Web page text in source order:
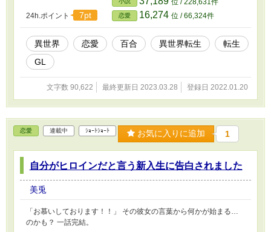
第完全完結とさせて頂きます。
24h.ポイント
7pt 恋愛 16,274 位 / 66,324件
異世界 恋愛 百合 異世界転生
転生
GL
文字数 90,622 最終更新日 2023.03.28 登録日 2022.01.20
恋愛 連載中 ｼｮｰﾄｼｮｰﾄ お気に入りに追加 1
自分がヒロインだと言う新入生に告白されました
美兎
「お慕いしております！！」 その彼女の言葉から何かが始まる…
のかも？ 一話完結。